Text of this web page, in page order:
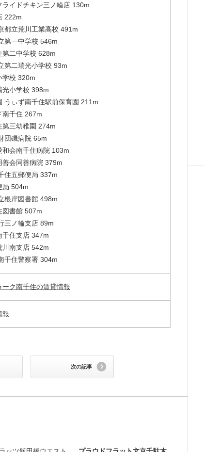
ライドチキン三ノ輪店 130m
222m
都立荒川工業高校 491m
第一中学校 546m
第二中学校 628m
第二瑞光小学校 93m
学校 320m
光小学校 398m
うぃず南千住駅前保育園 211m
南千住 267m
第三幼稚園 274m
団磯病院 65m
和会南千住病院 103m
善会同善病院 379m
住五郵便局 337m
局 504m
根岸図書館 498m
図書館 507m
三ノ輪支店 89m
千住支店 347m
川南支店 542m
千住警察署 304m
ーク南千住の賃貸情報
報
次の記事